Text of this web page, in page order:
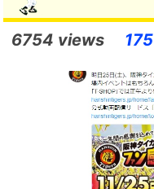
6754 views 175